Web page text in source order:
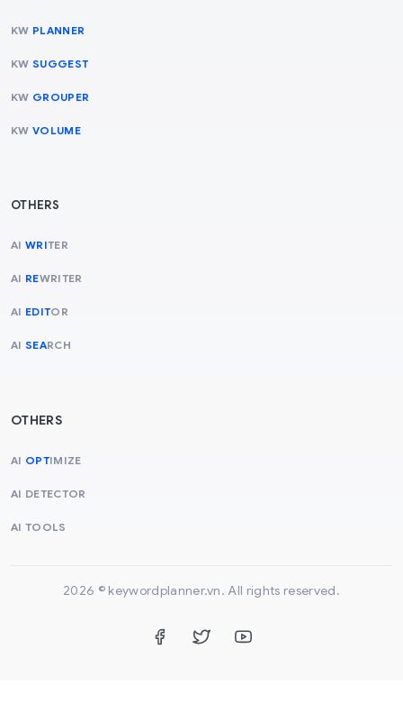
KW PLANNER
KW SUGGEST
KW GROUPER
KW VOLUME
OTHERS
AI WRITER
AI REWRITER
AI EDITOR
AI SEARCH
OTHERS
AI OPTIMIZE
AI DETECTOR
AI TOOLS
2026 © keywordplanner.vn. All rights reserved.